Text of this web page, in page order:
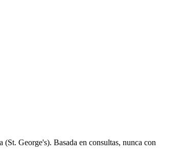
George's). Basada en consultas, nunca con